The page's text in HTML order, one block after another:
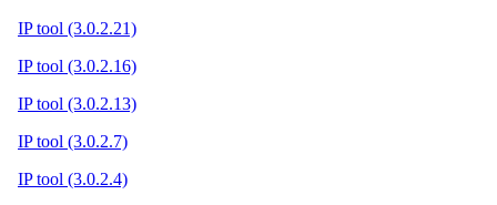
IP tool (3.0.2.21)
IP tool (3.0.2.16)
IP tool (3.0.2.13)
IP tool (3.0.2.7)
IP tool (3.0.2.4)